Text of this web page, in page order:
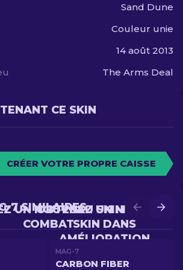
Sand Dune
Couleur unie
14 août 2013
The Arms Deal
CE SKIN
CRÉER VOTRE PROPRE CAISSE
OBTENEZ UN MEILLEUR
SKIN DANS
AMÉLIORATION
UN NOUVEAU SKIN EN
COMBAT
7 SIMILAIRES
MAG-7
CARBON FIBER